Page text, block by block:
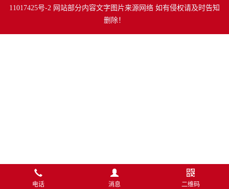
11017425号-2 网站部分内容文字图片来源网络 如有侵权请及时告知
删除！
电话 消息 二维码